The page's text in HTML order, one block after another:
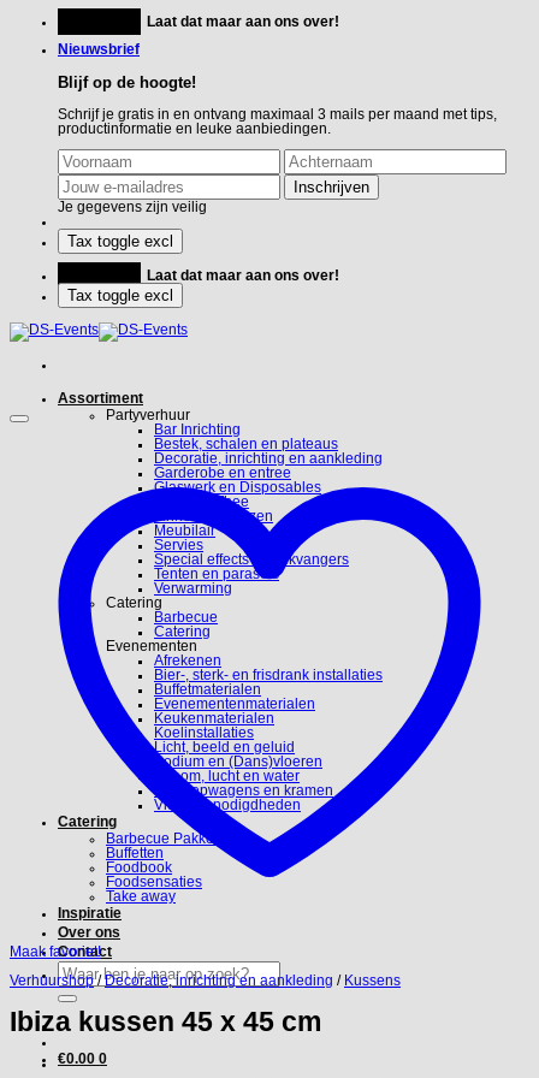
inhoud
Laat dat maar aan ons over!
Nieuwsbrief
Blijf op de hoogte!
Schrijf je gratis in en ontvang maximaal 3 mails per maand met tips,
productinformatie en leuke aanbiedingen.
Je gegevens zijn veilig
Laat dat maar aan ons over!
Assortiment
Partyverhuur
Bar Inrichting
Bestek, schalen en plateaus
Decoratie, inrichting en aankleding
Garderobe en entree
Glaswerk en Disposables
Koffie en Thee
Linnen en hoezen
Meubilair
Servies
Special effects en blikvangers
Tenten en parasols
Verwarming
Catering
Barbecue
Catering
Evenementen
Afrekenen
Bier-, sterk- en frisdrank installaties
Buffetmaterialen
Evenementenmaterialen
Keukenmaterialen
Koelinstallaties
Licht, beeld en geluid
Podium en (Dans)vloeren
Stroom, lucht en water
Verkoopwagens en kramen
Video benodigdheden
Catering
Barbecue Pakketten
Buffetten
Foodbook
Foodsensaties
Take away
Inspiratie
Over ons
Contact
Zoeken
naar:
€0.00 0
Maak favoriet!
Verhuurshop / Decoratie, inrichting en aankleding / Kussens
Ibiza kussen 45 x 45 cm